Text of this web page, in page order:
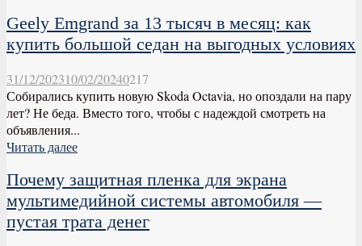
Geely Emgrand за 13 тысяч в месяц: как
купить большой седан на выгодных условиях
31/12/202310/02/20240217
Собирались купить новую Skoda Octavia, но опоздали на пару
лет? Не беда. Вместо того, чтобы с надеждой смотреть на
объявления...
Читать далее
Почему защитная пленка для экрана
мультимедийной системы автомобиля —
пустая трата денег